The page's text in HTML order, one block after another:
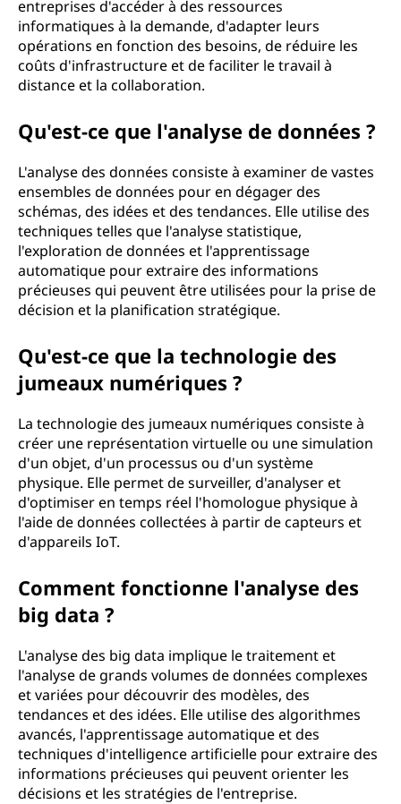
entreprises d'accéder à des ressources
informatiques à la demande, d'adapter leurs
opérations en fonction des besoins, de réduire les
coûts d'infrastructure et de faciliter le travail à
distance et la collaboration.
Qu'est-ce que l'analyse de données ?
L'analyse des données consiste à examiner de vastes
ensembles de données pour en dégager des
schémas, des idées et des tendances. Elle utilise des
techniques telles que l'analyse statistique,
l'exploration de données et l'apprentissage
automatique pour extraire des informations
précieuses qui peuvent être utilisées pour la prise de
décision et la planification stratégique.
Qu'est-ce que la technologie des
jumeaux numériques ?
La technologie des jumeaux numériques consiste à
créer une représentation virtuelle ou une simulation
d'un objet, d'un processus ou d'un système
physique. Elle permet de surveiller, d'analyser et
d'optimiser en temps réel l'homologue physique à
l'aide de données collectées à partir de capteurs et
d'appareils IoT.
Comment fonctionne l'analyse des
big data ?
L'analyse des big data implique le traitement et
l'analyse de grands volumes de données complexes
et variées pour découvrir des modèles, des
tendances et des idées. Elle utilise des algorithmes
avancés, l'apprentissage automatique et des
techniques d'intelligence artificielle pour extraire des
informations précieuses qui peuvent orienter les
décisions et les stratégies de l'entreprise.